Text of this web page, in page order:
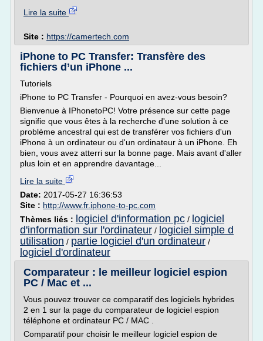
Lire la suite
Site : https://camertech.com
iPhone to PC Transfer: Transfère des
fichiers d’un iPhone ...
Tutoriels
iPhone to PC Transfer - Pourquoi en avez-vous besoin?
Bienvenue à IPhonetoPC! Votre présence sur cette page
signifie que vous êtes à la recherche d'une solution à ce
problème ancestral qui est de transférer vos fichiers d'un
iPhone à un ordinateur ou d'un ordinateur à un iPhone. Eh
bien, vous avez atterri sur la bonne page. Mais avant d'aller
plus loin et en apprendre davantage...
Lire la suite
Date: 2017-05-27 16:36:53
Site : http://www.fr.iphone-to-pc.com
Thèmes liés : logiciel d'information pc / logiciel
d'information sur l'ordinateur / logiciel simple d
utilisation / partie logiciel d'un ordinateur /
logiciel d'ordinateur
Comparateur : le meilleur logiciel espion
PC / Mac et ...
Vous pouvez trouver ce comparatif des logiciels hybrides
2 en 1 sur la page du comparateur de logiciel espion
téléphone et ordinateur PC / MAC .
Comparatif pour choisir le meilleur logiciel espion de